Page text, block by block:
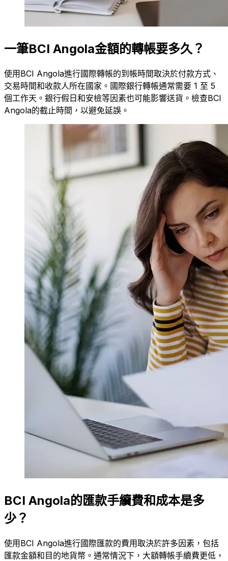
一筆BCI Angola金額的轉帳要多久？
使用BCI Angola進行國際轉帳的到帳時間取決於付款方式、
交易時間和收款人所在國家。國際銀行轉帳通常需要 1 至 5
個工作天。銀行假日和安檢等因素也可能影響送貨。檢查BCI
Angola的截止時間，以避免延誤。
BCI Angola的匯款手續費和成本是多
少？
使用BCI Angola進行國際匯款的費用取決於許多因素，包括
匯款金額和目的地貨幣。通常情況下，大額轉帳手續費更低，